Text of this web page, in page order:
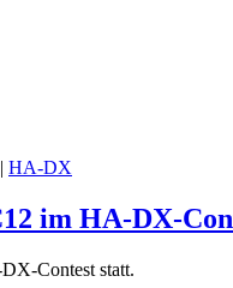
| HA-DX
im HA-DX-
Contest statt.